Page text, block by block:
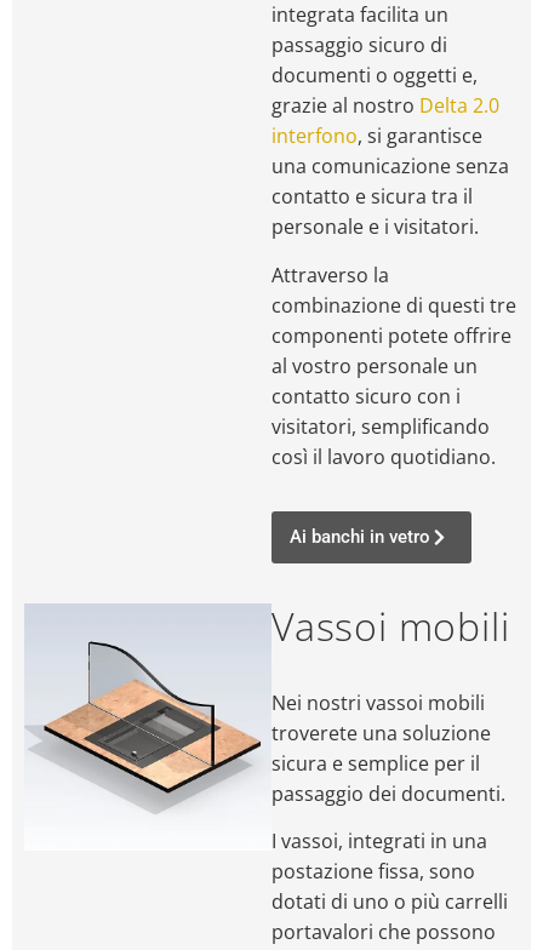
integrata facilita un
passaggio sicuro di
documenti o oggetti e,
grazie al nostro Delta 2.0
interfono, si garantisce
una comunicazione senza
contatto e sicura tra il
personale e i visitatori.
Attraverso la
combinazione di questi tre
componenti potete offrire
al vostro personale un
contatto sicuro con i
visitatori, semplificando
così il lavoro quotidiano.
Ai banchi in vetro
Vassoi mobili
Nei nostri vassoi mobili
troverete una soluzione
sicura e semplice per il
passaggio dei documenti.
I vassoi, integrati in una
postazione fissa, sono
dotati di uno o più carrelli
portavalori che possono